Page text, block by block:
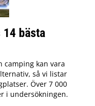
14 bästa
camping kan vara
så vi listar
Över 7 000
i undersökningen.